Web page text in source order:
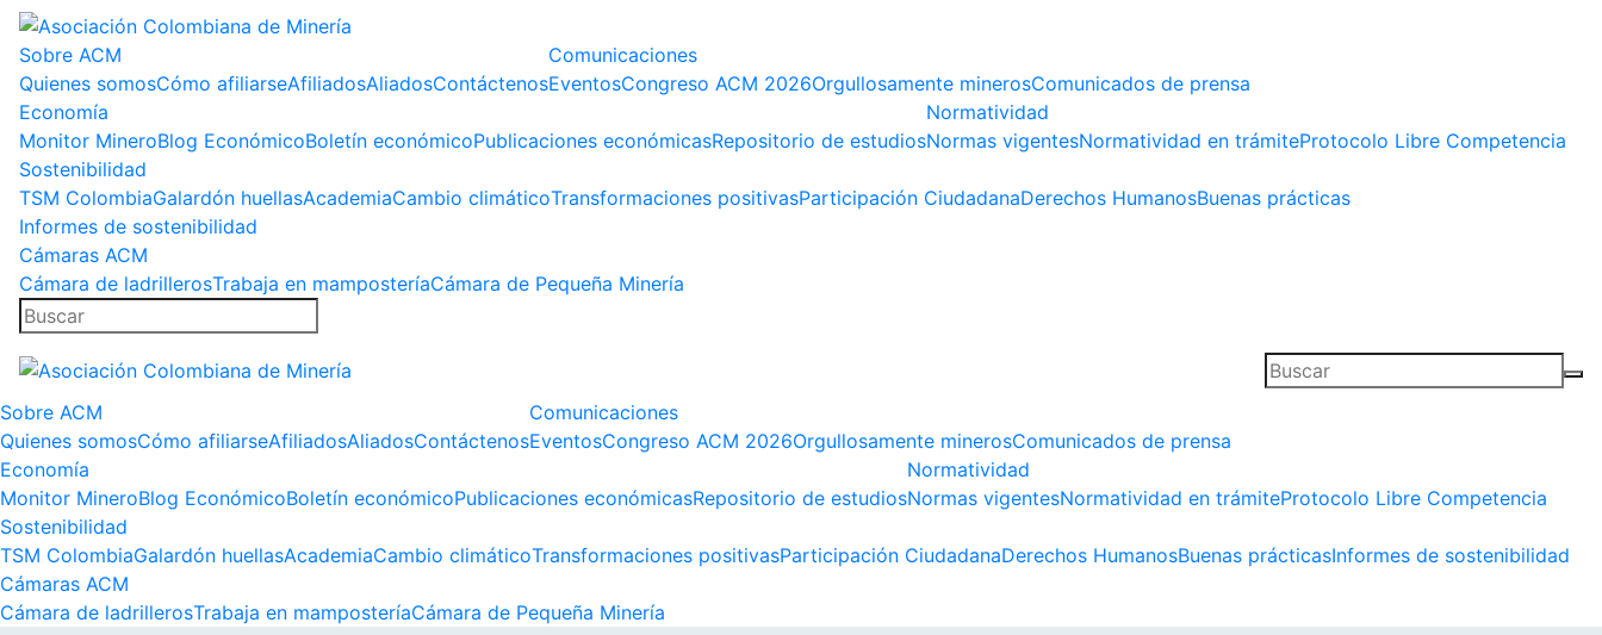
Sobre ACM
Quienes somosCómo afiliarseAfiliadosAliadosContáctenos
Comunicaciones
EventosCongreso ACM 2026Orgullosamente minerosComunicados de prensa
Economía
Monitor MineroBlog EconómicoBoletín económicoPublicaciones económicasRepositorio de estudios
Normatividad
Normas vigentesNormatividad en trámiteProtocolo Libre Competencia
Sostenibilidad
TSM ColombiaGalardón huellasAcademiaCambio climáticoTransformaciones positivasParticipación CiudadanaDerechos HumanosBuenas prácticas
Informes de sostenibilidad
Cámaras ACM
Cámara de ladrillerosTrabaja en mamposteríaCámara de Pequeña Minería
Sobre ACM
Quienes somosCómo afiliarseAfiliadosAliadosContáctenos
Comunicaciones
EventosCongreso ACM 2026Orgullosamente minerosComunicados de prensa
Economía
Monitor MineroBlog EconómicoBoletín económicoPublicaciones económicasRepositorio de estudios
Normatividad
Normas vigentesNormatividad en trámiteProtocolo Libre Competencia
Sostenibilidad
TSM ColombiaGalardón huellasAcademiaCambio climáticoTransformaciones positivasParticipación CiudadanaDerechos HumanosBuenas prácticasInformes de sostenibilidad
Cámaras ACM
Cámara de ladrillerosTrabaja en mamposteríaCámara de Pequeña Minería